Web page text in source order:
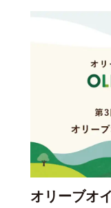
オリーブオ